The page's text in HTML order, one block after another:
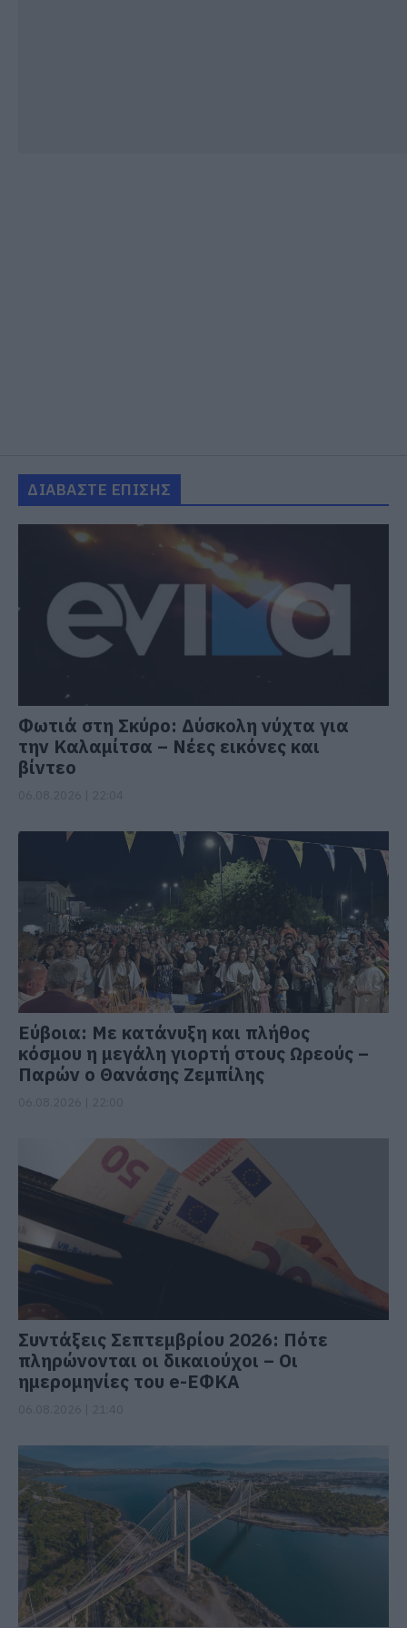
ΔΙΑΒΑΣΤΕ ΕΠΙΣΗΣ
Φωτιά στη Σκύρο: Δύσκολη νύχτα για
την Καλαμίτσα – Νέες εικόνες και
βίντεο
Εύβοια: Με κατάνυξη και πλήθος
κόσμου η μεγάλη γιορτή στους Ωρεούς –
Παρών ο Θανάσης Ζεμπίλης
Συντάξεις Σεπτεμβρίου 2026: Πότε
πληρώνονται οι δικαιούχοι – Οι
ημερομηνίες του e-ΕΦΚΑ